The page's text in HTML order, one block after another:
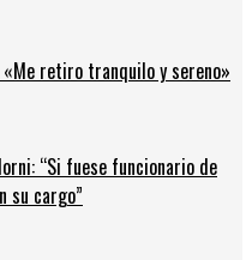
«Me retiro tranquilo y sereno»
“Si fuese funcionario de
su cargo”